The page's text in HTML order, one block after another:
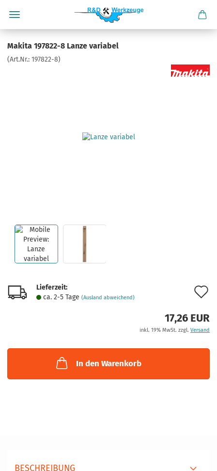
Makita 197822-8 Lanze variabel
(Art.Nr.: 197822-8)
Lieferzeit:
ca. 2-5 Tage (Ausland abweichend)
17,26 EUR
inkl. 19% MwSt. zzgl. Versand
In den Warenkorb
BESCHREIBUNG